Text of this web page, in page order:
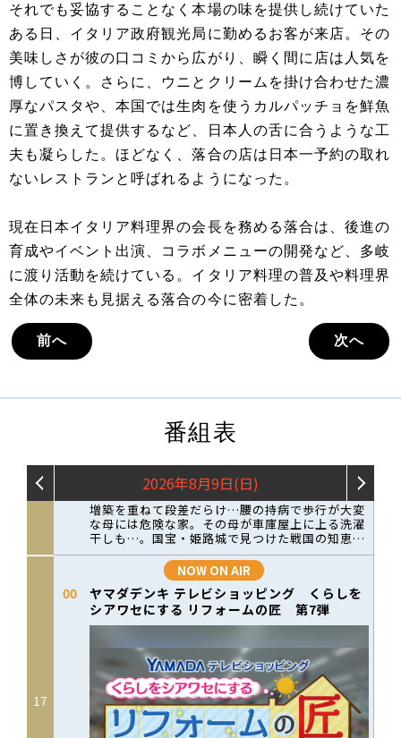
それでも妥協することなく本場の味を提供し続けていた
ある日、イタリア政府観光局に勤めるお客が来店。その
美味しさが彼の口コミから広がり、瞬く間に店は人気を
博していく。さらに、ウニとクリームを掛け合わせた濃
厚なパスタや、本国では生肉を使うカルパッチョを鮮魚
に置き換えて提供するなど、日本人の舌に合うような工
夫も凝らした。ほどなく、落合の店は日本一予約の取れ
ないレストランと呼ばれるようになった。
現在日本イタリア料理界の会長を務める落合は、後進の
育成やイベント出演、コラボメニューの開発など、多岐
に渡り活動を続けている。イタリア料理の普及や料理界
全体の未来も見据える落合の今に密着した。
前へ 次へ
番組表